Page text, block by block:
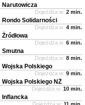
Narutowicza
Dojeżdża w: 2 min.
Rondo Solidarności
Dojeżdża w: 4 min.
Źródłowa
Dojeżdża w: 6 min.
Smutna
Dojeżdża w: 8 min.
Wojska Polskiego
Dojeżdża w: 9 min.
Wojska Polskiego NŻ
Dojeżdża w: 10 min.
Inflancka